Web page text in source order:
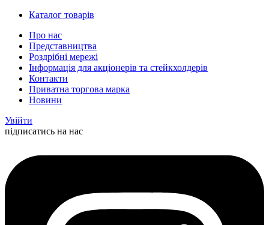
Каталог товарів
Про нас
Представництва
Роздрібні мережі
Інформація для акціонерів та стейкхолдерів
Контакти
Приватна торгова марка
Новини
Увійти
підписатись на нас